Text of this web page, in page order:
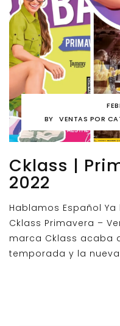
BY
VENTAS POR
Cklass |
2022
Hablamos Español
Cklass Primavera –
marca Cklass acaba
temporada y la